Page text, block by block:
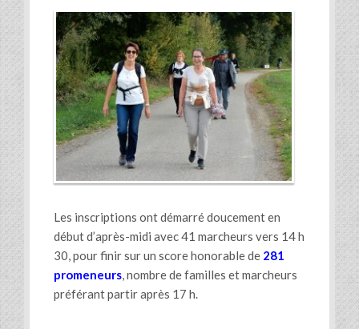
Les inscriptions ont démarré doucement en
début d’après-midi avec 41 marcheurs vers 14 h
30, pour finir sur un score honorable de 281
promeneurs, nombre de familles et marcheurs
préférant partir après 17 h.